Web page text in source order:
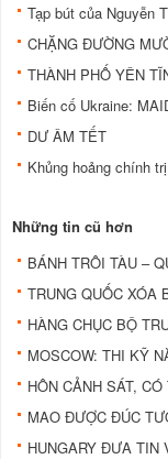
Tạp bút của Nguyễn
CHẶNG ĐƯỜNG
THÀNH PHỐ YÊN
Biến cố Ukraine:
DƯ ÂM TẾT
Khủng hoảng chính
Những tin cũ hơn
BÁNH TRÔI TÀU –
TRUNG QUỐC XÓA
HÀNG CHỤC BỘ
MOSCOW: THI KỸ
HÔN CẢNH SÁT,
MAO ĐƯỢC ĐÚC
HUNGARY ĐƯA TIN